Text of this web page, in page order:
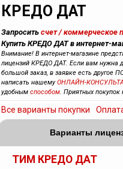
КРЕДО ДАТ
Запросить счет / коммерческое
Купить КРЕДО ДАТ в интернет-
Внимание! В интернет-магазине
лицензий КРЕДО ДАТ. Если вам нужна
большой заказ, в заявке есть другое
написать нашемуОНЛАЙН-
удобным способом. Приятных покупок
Все варианты покупки
Варианты
ТИМ КРЕДО ДАТ